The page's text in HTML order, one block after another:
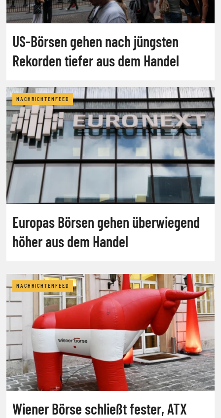
US-Börsen gehen nach jüngsten
Rekorden tiefer aus dem Handel
NACHRICHTENFEED
Europas Börsen gehen überwiegend
höher aus dem Handel
NACHRICHTENFEED
Wiener Börse schließt fester, ATX